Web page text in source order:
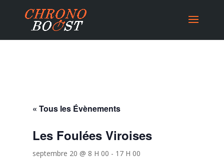
« Tous les Évènements
Les Foulées Viroises
septembre 20 @ 8 H 00 - 17 H 00